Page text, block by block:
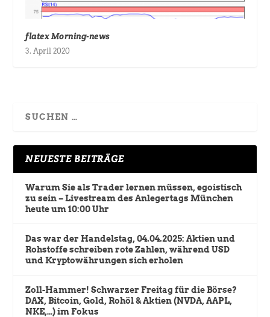
flatex Morning-news
3. April 2020
NEUESTE BEITRÄGE
Warum Sie als Trader lernen müssen, egoistisch
zu sein – Livestream des Anlegertags München
heute um 10:00 Uhr
Das war der Handelstag, 04.04.2025: Aktien und
Rohstoffe schreiben rote Zahlen, während USD
und Kryptowährungen sich erholen
Zoll-Hammer! Schwarzer Freitag für die Börse?
DAX, Bitcoin, Gold, Rohöl & Aktien (NVDA, AAPL,
NKE,…) im Fokus